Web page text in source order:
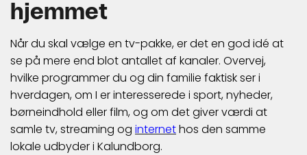
hjemmet
Når du skal vælge en tv-pakke, er det en god idé at
se på mere end blot antallet af kanaler. Overvej,
hvilke programmer du og din familie faktisk ser i
hverdagen, om I er interesserede i sport, nyheder,
børneindhold eller film, og om det giver værdi at
samle tv, streaming og internethos den samme
lokale udbyder i Kalundborg.